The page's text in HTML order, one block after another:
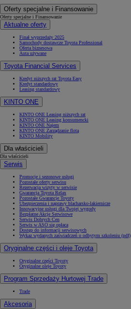
Oferty specjalne i Finansowanie
Oferty specjalne i Finansowanie
Aktualne oferty
Finał wyprzedaży 2025
Samochody dostawcze Toyota Professional
Oferta biznesowa
Auta używane
Toyota Financial Services
Kredyt niższych rat Toyota Easy
Kredyt standardowy
Leasing standardowy
KINTO ONE
KINTO ONE Leasing niższych rat
KINTO ONE Leasing konsumencki
KINTO ONE Najem
KINTO ONE Zarządzanie flotą
KINTO Mobility
Dla właścicieli
Dla właścicieli
Serwis
Promocje i sezonowe usługi
Pozostałe oferty serwisu
Rezerwacja wizyty w serwisie
Gwarancja Toyota Relax
Pozostałe Gwarancje Toyoty
Ubezpieczenia i naprawy blacharsko-lakiernicze
Innowacyjne usługi dla Twojej wygody
Bezpłatne Akcje Serwisowe
Serwis Dobrych Cen
Serwis w ASO się opłaca
Dostęp do informacji serwisowych
Wykaz wydanych zaświadczeń o odbytym szkoleniu (pdf)
Oryginalne części i oleje Toyota
Oryginalne części Toyoty
Oryginalne oleje Toyoty
Program Sprzedaży Hurtowej Trade
Trade
Akcesoria